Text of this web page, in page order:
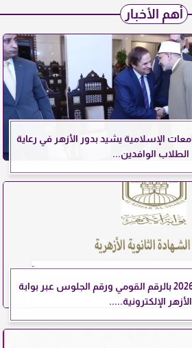
أهم الأخبار
الإسلامية يشيد بدور الأزهر في رعاية
الطلاب الوافدين...
نتيجة الثانوية الأزهرية 2026 بالرقم القومي ورقم الجلوس عبر بوابة
الأزهر الإلكترونية.....